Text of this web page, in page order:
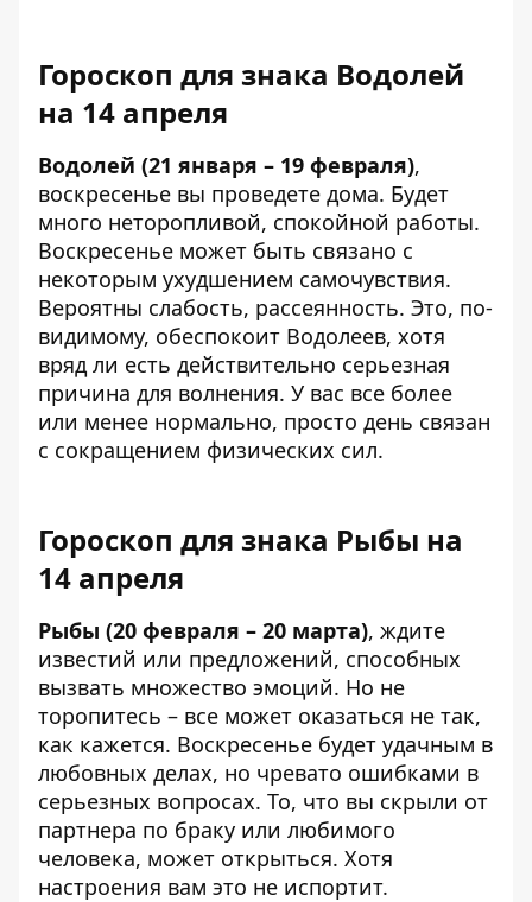
Гороскоп для знака Водолей
на 14 апреля
Водолей (21 января – 19 февраля),
воскресенье вы проведете дома. Будет
много неторопливой, спокойной работы.
Воскресенье может быть связано с
некоторым ухудшением самочувствия.
Вероятны слабость, рассеянность. Это, по-
видимому, обеспокоит Водолеев, хотя
вряд ли есть действительно серьезная
причина для волнения. У вас все более
или менее нормально, просто день связан
с сокращением физических сил.
Гороскоп для знака Рыбы на
14 апреля
Рыбы (20 февраля – 20 марта), ждите
известий или предложений, способных
вызвать множество эмоций. Но не
торопитесь – все может оказаться не так,
как кажется. Воскресенье будет удачным в
любовных делах, но чревато ошибками в
серьезных вопросах. То, что вы скрыли от
партнера по браку или любимого
человека, может открыться. Хотя
настроения вам это не испортит.